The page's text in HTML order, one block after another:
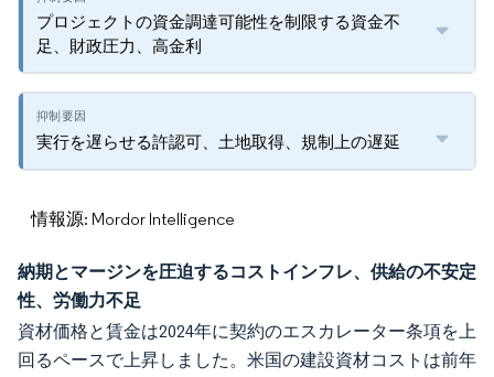
プロジェクトの資金調達可能性を制限する資金不
足、財政圧力、高金利
実行を遅らせる許認可、土地取得、規制上の遅延
情報源: Mordor Intelligence
納期とマージンを圧迫するコストインフレ、供給の不安定
性、労働力不足
資材価格と賃金は2024年に契約のエスカレーター条項を上
回るペースで上昇しました。米国の建設資材コストは前年